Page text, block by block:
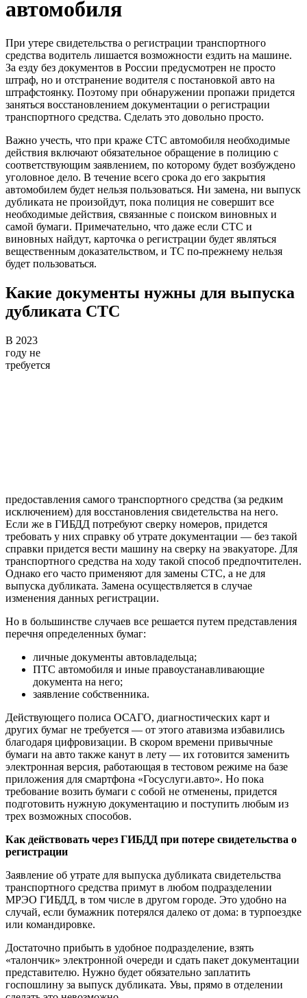
автомобиля
При утере свидетельства о регистрации транспортного
средства водитель лишается возможности ездить на машине.
За езду без документов в России предусмотрен не просто
штраф, но и отстранение водителя с постановкой авто на
штрафстоянку. Поэтому при обнаружении пропажи придется
заняться восстановлением документации о регистрации
транспортного средства. Сделать это довольно просто.
Важно учесть, что при краже СТС автомобиля необходимые
действия включают обязательное обращение в полицию с
соответствующим заявлением, по которому будет возбуждено
уголовное дело. В течение всего срока до его закрытия
автомобилем будет нельзя пользоваться. Ни замена, ни выпуск
дубликата не произойдут, пока полиция не совершит все
необходимые действия, связанные с поиском виновных и
самой бумаги. Примечательно, что даже если СТС и
виновных найдут, карточка о регистрации будет являться
вещественным доказательством, и ТС по-прежнему нельзя
будет пользоваться.
Какие документы нужны для выпуска
дубликата СТС
В 2023
году не
требуется
предоставления самого транспортного средства (за редким
исключением) для восстановления свидетельства на него.
Если же в ГИБДД потребуют сверку номеров, придется
требовать у них справку об утрате документации — без такой
справки придется вести машину на сверку на эвакуаторе. Для
транспортного средства на ходу такой способ предпочтителен.
Однако его часто применяют для замены СТС, а не для
выпуска дубликата. Замена осуществляется в случае
изменения данных регистрации.
Но в большинстве случаев все решается путем представления
перечня определенных бумаг:
личные документы автовладельца;
ПТС автомобиля и иные правоустанавливающие
документа на него;
заявление собственника.
Действующего полиса ОСАГО, диагностических карт и
других бумаг не требуется — от этого атавизма избавились
благодаря цифровизации. В скором времени привычные
бумаги на авто также канут в лету — их готовится заменить
электронная версия, работающая в тестовом режиме на базе
приложения для смартфона «Госуслуги.авто». Но пока
требование возить бумаги с собой не отменены, придется
подготовить нужную документацию и поступить любым из
трех возможных способов.
Как действовать через ГИБДД при потере свидетельства о
регистрации
Заявление об утрате для выпуска дубликата свидетельства
транспортного средства примут в любом подразделении
МРЭО ГИБДД, в том числе в другом городе. Это удобно на
случай, если бумажник потерялся далеко от дома: в турпоездке
или командировке.
Достаточно прибыть в удобное подразделение, взять
«талончик» электронной очереди и сдать пакет документации
представителю. Нужно будет обязательно заплатить
госпошлину за выпуск дубликата. Увы, прямо в отделении